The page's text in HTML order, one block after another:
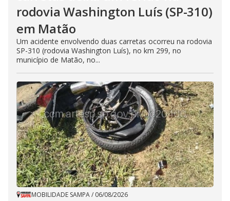
rodovia Washington Luís (SP-310)
em Matão
Um acidente envolvendo duas carretas ocorreu na rodovia
SP-310 (rodovia Washington Luís), no km 299, no
município de Matão, no...
MOBILIDADE SAMPA/ 06/08/2026